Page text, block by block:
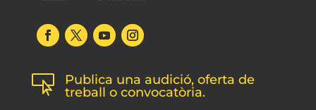

Publica una audició, oferta de
treball o convocatòria.